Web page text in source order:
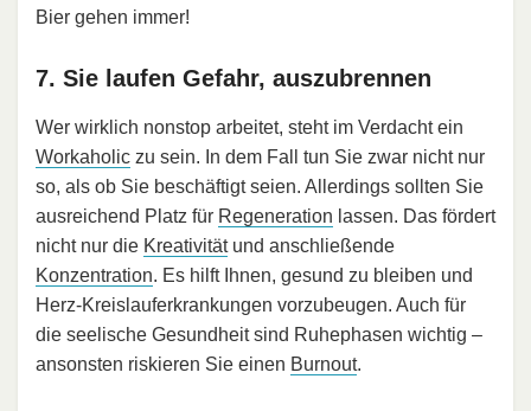
Bier gehen immer!
7. Sie laufen Gefahr, auszubrennen
Wer wirklich nonstop arbeitet, steht im Verdacht ein
Workaholic zu sein. In dem Fall tun Sie zwar nicht nur
so, als ob Sie beschäftigt seien. Allerdings sollten Sie
ausreichend Platz für Regeneration lassen. Das fördert
nicht nur die Kreativitätund anschließende
Konzentration. Es hilft Ihnen, gesund zu bleiben und
Herz-Kreislauferkrankungen vorzubeugen. Auch für
die seelische Gesundheit sind Ruhephasen wichtig –
ansonsten riskieren Sie einen Burnout.